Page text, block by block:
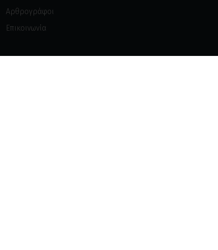
Αρθρογράφοι
Επικοινωνία